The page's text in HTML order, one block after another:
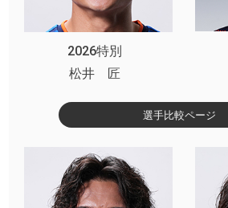
2026特別
松井 匠
選手比較ページ